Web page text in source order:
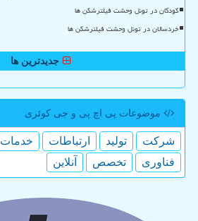
کودکان در تونل وحشت فیلترشکن ها
خردسالان در تونل وحشت فیلترشکن ها
جدیدترین ها
موضوعات پی اچ پی و جی كوئری
شركت تولید ارتباطات خدمات
فناوری
تخصص آنلاین